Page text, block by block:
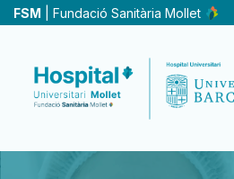
Pasar
principal
FSM | Fundació Sanitària Mollet